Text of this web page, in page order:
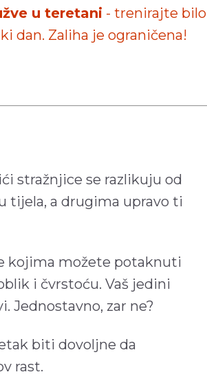
u teretani - trenirajte bilo
dan. Zaliha je ograničena!
stražnjice se razlikuju od
tijela, a drugima upravo ti
kojima možete potaknuti
i čvrstoću. Vaš jedini
Jednostavno, zar ne?
biti dovoljne da
rast.